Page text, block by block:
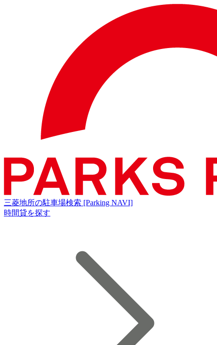
三菱地所の駐車場検索 [Parking NAVI]
時間貸を探す